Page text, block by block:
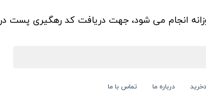
انجام می شود، جهت دریافت کد رهگیری پست در
درباره ما تماس با ما